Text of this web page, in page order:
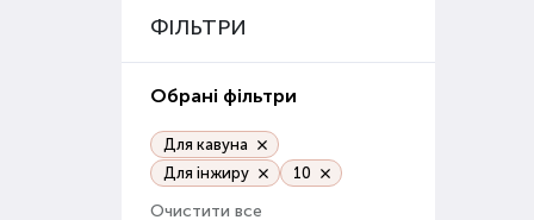
ФІЛЬТРИ
Обрані фільтри
Для кавуна
Для інжиру
10
Очистити все